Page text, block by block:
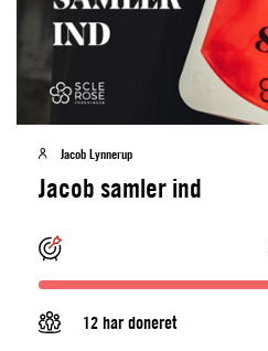
Jacob Lynnerup
Jacob samler ind
12 har doneret